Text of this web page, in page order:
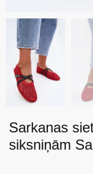
Sarkanas
siksniņām